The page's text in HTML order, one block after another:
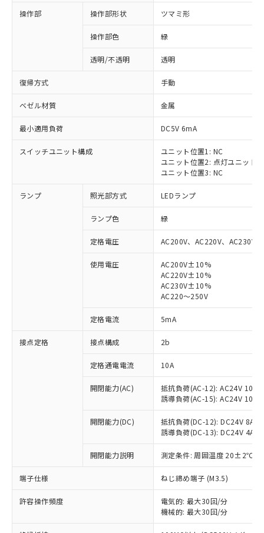
操作部 操作部形状 ツマミ形
操作部色 緑
透明/不透明 透明
復帰方式 手動
ベゼル材質 金属
最小適用負荷 DC5V 6mA
スイッチユニット構成
ユニット位置1: NC
ユニット位置2: 点灯ユニット
ユニット位置3: NC
ランプ 照光部方式 LEDランプ
ランプ色 緑
定格電圧 AC200V、AC220V、AC230V
使用電圧
AC200V±10%
AC220V±10%
AC230V±10%
AC220～250V
定格電流 5mA
接点定格 接点構成 2b
定格通電電流 10A
開閉能力(AC)
抵抗負荷(AC-12): AC24V 10A/
誘導負荷(AC-15): AC24V
開閉能力(DC)
抵抗負荷(DC-12): DC24V 8A/
誘導負荷(DC-13): DC24V 4A/
開閉能力説明 測定条件: 周囲温度 20±2℃、
端子仕様 ねじ締め端子 (M3.5)
許容操作頻度
電気的: 最大30回/分
機械的: 最大30回/分
ご利用条件
以下の条件をお読みいただき、同意のうえ
ご利用ください。
本サービスは、当社制御機器事業取扱
商品の当社在庫状況および標準価格
(税抜)を提供させていただくもので
当社制御機器事業取扱商品の中には、
ことをご了承ください。
在庫状況および標準価格照会結果は、
記載している更新日時点での社内デー
タに基づき作成されるものであり、閲
※1 対応状況
対応済み：EU RoHS指令（10物質）の
非含有に対応した製品が提供可能な商品で
対応予定：EU RoHS指令（10物質）の非含
有に対応した製品に切り替える予定のある
対応予定なし：EU RoHS指令（10物質）の
非含有に非対応の商品で、対応品を出す予
定はありません。
調査・確認中：EU RoHS指令（10物質）の
非含有の対応状況を調査中または確認中の
非該当品：ライセンス料など無形物で、有
害物質有無と関係のない商品です。
仕入先様の事情により、非含有部品として
いたものが、含有品と判明した場合などや
むを得ず変更することがあります。
鉛(Pb) 1000ppm以下、 水銀(Hg) 1000ppm以下、 カド
※1 中国RoHS○×表
「○」：最大均質材料含有率が中国RoHSの
基準値以下であることを示します。
「×」：最大均質材料含有率が中国RoHSの
基準値を超えていることを示します。
「－」：未確認です。当社販売部門へお問
い合わせください。
*中国RoHS10物質の基準値 (GB/T26572)：
当社は、これら貴社製品のうち、外国
為替および外国貿易法に定める商品
（以下｢規制貨物等」という）を輸出
または国外への提供する場合は、日本
国政府の輸出許可(または役務取引許